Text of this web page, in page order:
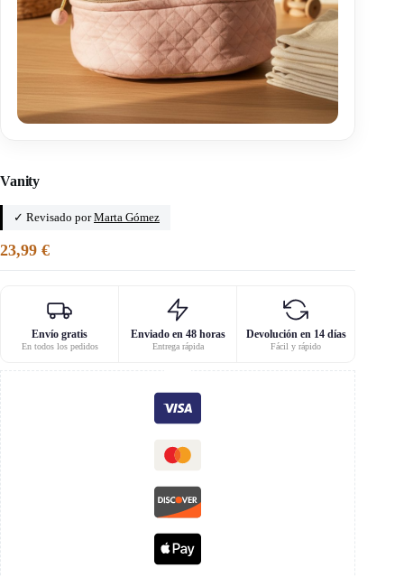
Vanity
✓ Revisado porMarta Gómez
23,99 €
Envío gratis
En todos los pedidos
Enviado en 48 horas
Entrega rápida
Devolución en 14 días
Fácil y rápido